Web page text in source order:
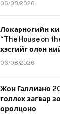
06/08/2026
Локарногийн
“The House on
хэсгийг олон
06/08/2026
Жон Галлиано
голлох загвар
оролцоно